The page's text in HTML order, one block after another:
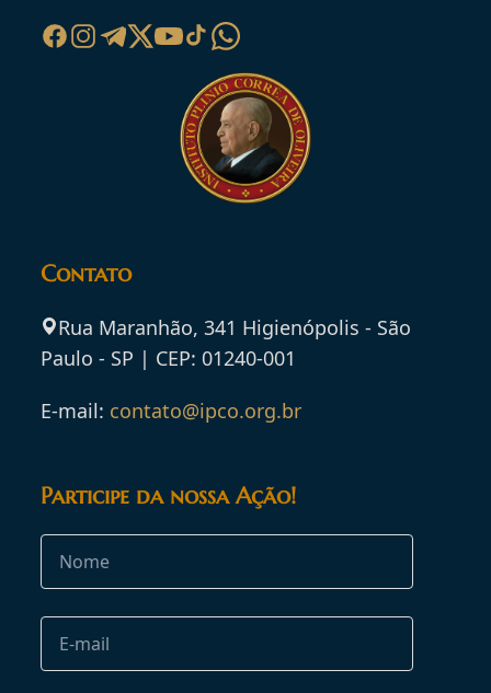
Contato
Rua Maranhão, 341 Higienópolis - São
Paulo - SP | CEP: 01240-001
E-mail: contato@ipco.org.br
Participe da nossa Ação!